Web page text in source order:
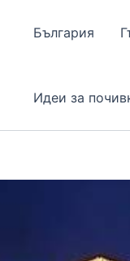
България
Идеи за